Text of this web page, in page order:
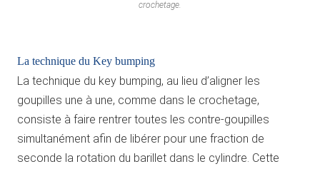
crochetage.
La technique du Key bumping
La technique du key bumping, au lieu d’aligner les
goupilles une à une, comme dans le crochetage,
consiste à faire rentrer toutes les contre-goupilles
simultanément afin de libérer pour une fraction de
seconde la rotation du barillet dans le cylindre. Cette